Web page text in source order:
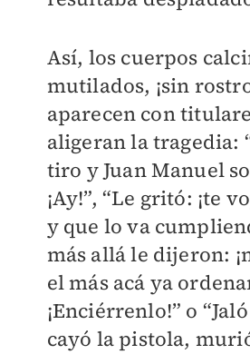
Así, los cuerpos
mutilados, ¡sin
aparecen con
aligeran la tragedia:
tiro y Juan Manuel
¡Ay!”, “Le gritó: ¡te
y que lo va
más allá le dijeron:
el más acá ya
¡Enciérrenlo!” o
cayó la pistola,